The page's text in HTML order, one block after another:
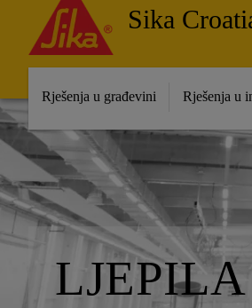
Sika
Rješenja u građevini Rješenja u
LJEPILA